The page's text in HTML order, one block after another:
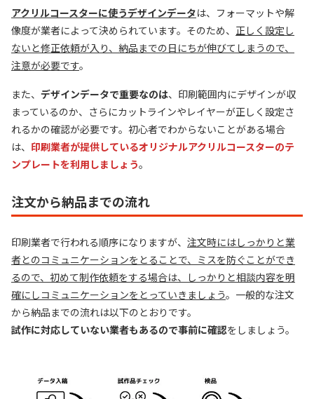
アクリルコースターに使うデザインデータは、フォーマットや解
像度が業者によって決められています。そのため、 正しく設定し
ないと修正依頼が入り、納品までの日にちが伸びてしまうので、
注意が必要です。
また、 デザインデータで重要なのは、印刷範囲内にデザインが収
まっているのか、さらにカットラインやレイヤーが正しく設定さ
れるかの確認が必要です。初心者でわからないことがある場合
は、 印刷業者が提供しているオリジナルアクリルコースターのテ
ンプレートを利用しましょう。
注文から納品までの流れ
印刷業者で行われる順序になりますが、 注文時にはしっかりと業
者とのコミュニケーションをとることで、ミスを防ぐことができ
るので、初めて制作依頼をする場合は、しっかりと相談内容を明
確にしコミュニケーションをとっていきましょう。一般的な注文
から納品までの流れは以下のとおりです。
試作に対応していない業者もあるので事前に確認をしましょう。